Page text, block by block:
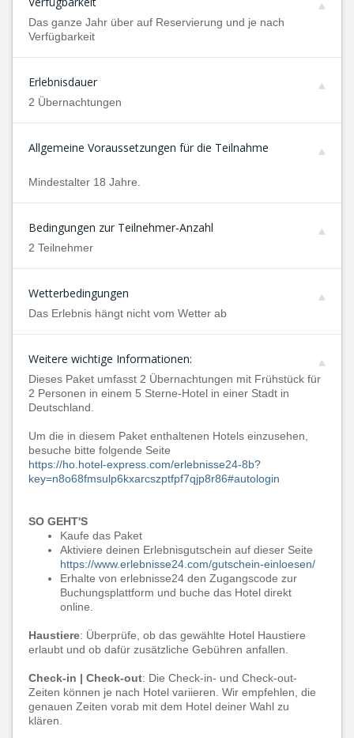
Das ganze Jahr über auf Reservierung und je nach
Verfügbarkeit
Erlebnisdauer
2 Übernachtungen
Allgemeine Voraussetzungen für die Teilnahme
Mindestalter 18 Jahre.
Bedingungen zur Teilnehmer-Anzahl
2 Teilnehmer
Wetterbedingungen
Das Erlebnis hängt nicht vom Wetter ab
Weitere wichtige Informationen:
Dieses Paket umfasst 2 Übernachtungen mit Frühstück für
2 Personen in einem 5 Sterne-Hotel in einer Stadt in
Deutschland.
Um die in diesem Paket enthaltenen Hotels einzusehen,
besuche bitte folgende Seite
https://ho.hotel-express.com/erlebnisse24-8b?
key=n8o68fmsulp6kxarcszptfpf7qjp8r86#autologin
SO GEHT'S
Kaufe das Paket
Aktiviere deinen Erlebnisgutschein auf dieser Seite
https://www.erlebnisse24.com/gutschein-einloesen/
Erhalte von erlebnisse24 den Zugangscode zur
Buchungsplattform und buche das Hotel direkt
online.
Haustiere: Überprüfe, ob das gewählte Hotel Haustiere
erlaubt und ob dafür zusätzliche Gebühren anfallen.
Check-in | Check-out: Die Check-in- und Check-out-
Zeiten können je nach Hotel variieren. Wir empfehlen, die
genauen Zeiten vorab mit dem Hotel deiner Wahl zu
klären.